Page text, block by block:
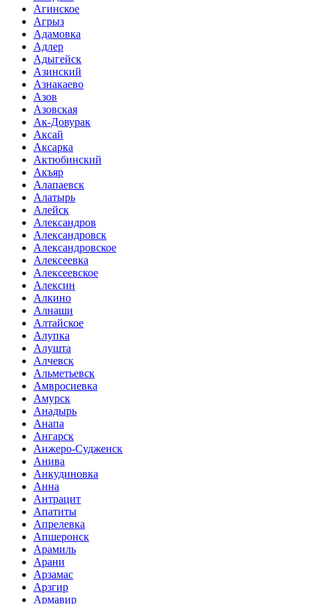
Агинское
Агрыз
Адамовка
Адлер
Адыгейск
Азинский
Азнакаево
Азов
Азовская
Ак-Довурак
Аксай
Аксарка
Актюбинский
Акъяр
Алапаевск
Алатырь
Алейск
Александров
Александровск
Александровское
Алексеевка
Алексеевское
Алексин
Алкино
Алнаши
Алтайское
Алупка
Алушта
Алчевск
Альметьевск
Амвросиевка
Амурск
Анадырь
Анапа
Ангарск
Анжеро-Судженск
Анива
Анкудиновка
Анна
Антрацит
Апатиты
Апрелевка
Апшеронск
Арамиль
Арани
Арзамас
Арзгир
Армавир